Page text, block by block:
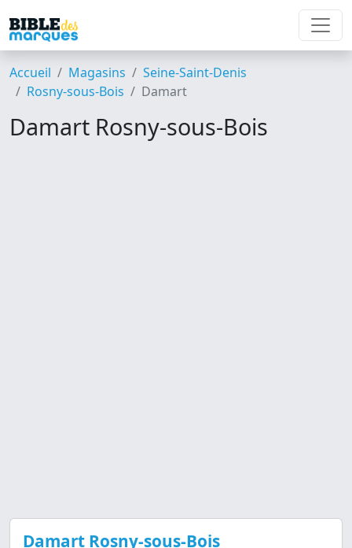
Accueil Magasins
Seine-Saint-Denis
Rosny-sous-Bois
Damart
Damart Rosny-sous-Bois
Damart Rosny-sous-Bois